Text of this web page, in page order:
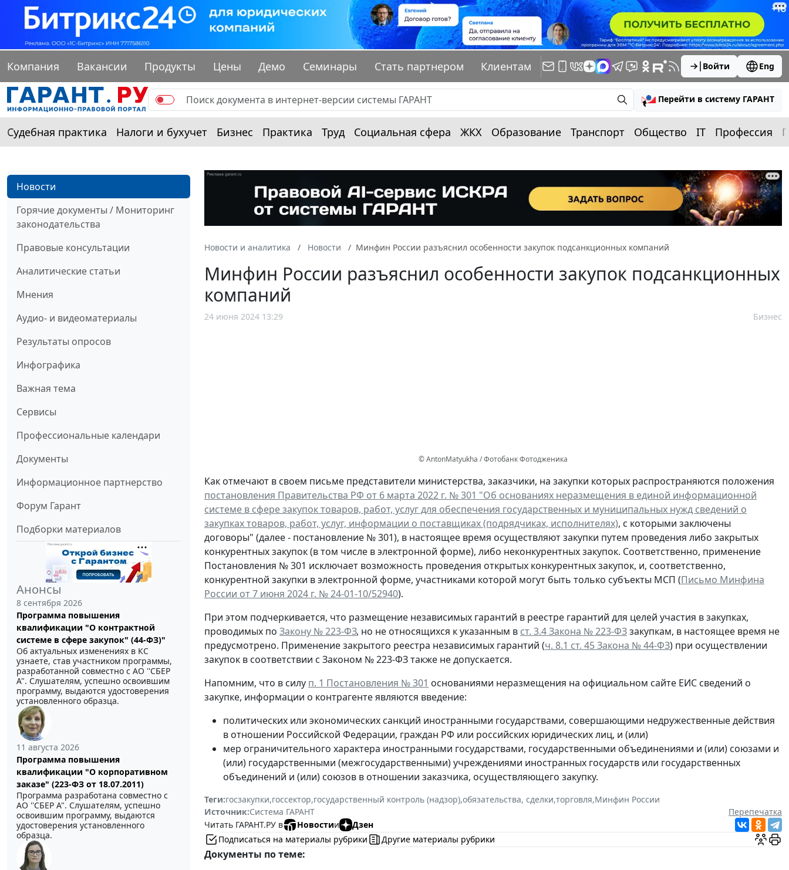
Компания Вакансии Продукты Цены Демо Семинары Стать партнером Клиентам Войти Eng
Перейти в систему ГАРАНТ
Судебная практика Налоги и бухучет Бизнес Практика Труд Социальная сфера ЖКХ Образование Транспорт Общество IT Профессия
Новости
Горячие документы / Мониторинг
законодательства
Правовые консультации
Аналитические статьи
Мнения
Аудио- и видеоматериалы
Результаты опросов
Инфографика
Важная тема
Сервисы
Профессиональные календари
Документы
Информационное партнерство
Форум Гарант
Подборки материалов
Анонсы
8 сентября 2026
Программа повышения
квалификации "О контрактной
системе в сфере закупок" (44-ФЗ)"
Об актуальных изменениях в КС
узнаете, став участником программы,
разработанной совместно с АО ''СБЕР
А". Слушателям, успешно освоившим
программу, выдаются удостоверения
установленного образца.
11 августа 2026
Программа повышения
квалификации "О корпоративном
заказе" (223-ФЗ от 18.07.2011)
Программа разработана совместно с
АО ''СБЕР А". Слушателям, успешно
освоившим программу, выдаются
удостоверения установленного
образца.
Новости и аналитика Новости Минфин России разъяснил особенности закупок подсанкционных компаний
Минфин России разъяснил особенности закупок подсанкционных
компаний
24 июня 2024 13:29 Бизнес
© AntonMatyukha / Фотобанк Фотодженика
Как отмечают в своем письме представители министерства, заказчики, на закупки которых распространяются положения
постановления Правительства РФ от 6 марта 2022 г. № 301 "Об основаниях неразмещения в единой информационной
системе в сфере закупок товаров, работ, услуг для обеспечения государственных и муниципальных нужд сведений о
закупках товаров, работ, услуг, информации о поставщиках (подрядчиках, исполнителях), с которыми заключены
договоры" (далее - постановление № 301), в настоящее время осуществляют закупки путем проведения либо закрытых
конкурентных закупок (в том числе в электронной форме), либо неконкурентных закупок. Соответственно, применение
Постановления № 301 исключает возможность проведения открытых конкурентных закупок, и, соответственно,
конкурентной закупки в электронной форме, участниками которой могут быть только субъекты МСП (Письмо Минфина
России от 7 июня 2024 г. № 24-01-10/52940).
При этом подчеркивается, что размещение независимых гарантий в реестре гарантий для целей участия в закупках,
проводимых по Закону № 223-ФЗ, но не относящихся к указанным в ст. 3.4 Закона № 223-ФЗзакупкам, в настоящее время не
предусмотрено. Применение закрытого реестра независимых гарантий (ч. 8.1 ст. 45 Закона № 44-ФЗ) при осуществлении
закупок в соответствии с Законом № 223-ФЗ также не допускается.
Напомним, что в силу п. 1 Постановления № 301 основаниями неразмещения на официальном сайте ЕИС сведений о
закупке, информации о контрагенте являются введение:
политических или экономических санкций иностранными государствами, совершающими недружественные действия
в отношении Российской Федерации, граждан РФ или российских юридических лиц, и (или)
мер ограничительного характера иностранными государствами, государственными объединениями и (или) союзами и
(или) государственными (межгосударственными) учреждениями иностранных государств или государственных
объединений и (или) союзов в отношении заказчика, осуществляющего закупку.
Теги:госзакупки,госсектор,государственный контроль (надзор),обязательства, сделки,торговля,Минфин России
Источник:Система ГАРАНТ
Перепечатка
Читать ГАРАНТ.РУ в
Новостии
Дзен
Подписаться на материалы рубрики
Другие материалы рубрики
Документы по теме: